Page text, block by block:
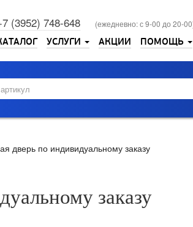
(3952) 748-648 (ежедневно: с 9-00 до 20-
УСЛУГИ АКЦИИ ПОМОЩЬ
дверь по индивидуальному заказу
заказу